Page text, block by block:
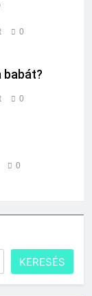
0
babát?
0
0
KERESÉS